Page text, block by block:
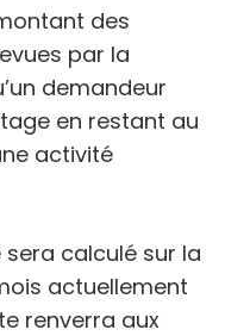
des
par la
demandeur
en restant au
activité
calculé sur la
actuellement
renverra aux